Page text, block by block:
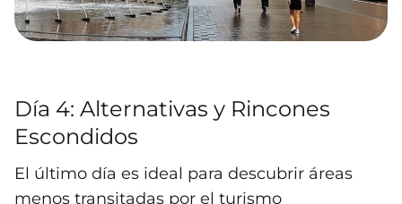
Día 4: Alternativas y Rincones
Escondidos
El último día es ideal para descubrir áreas
menos transitadas por el turismo